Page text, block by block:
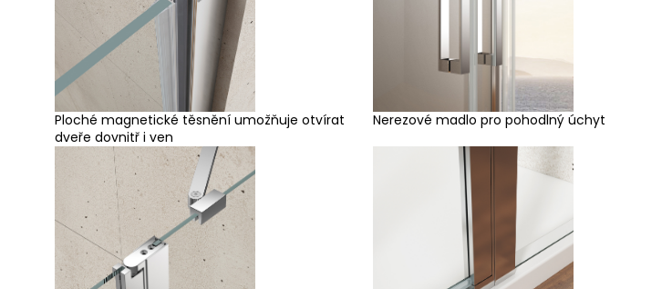
Ploché magnetické těsnění umožňuje otvírat
dveře dovnitř i ven
Nerezové madlo pro pohodlný úchyt